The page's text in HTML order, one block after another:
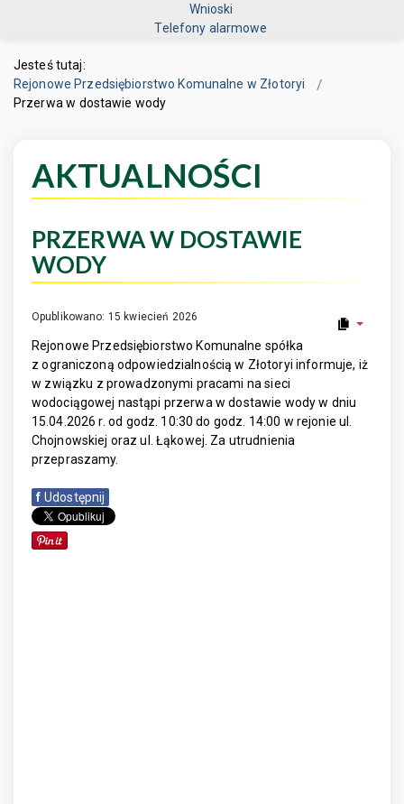
Wnioski
Telefony alarmowe
Jesteś tutaj:
Rejonowe Przedsiębiorstwo Komunalne w Złotoryi
Przerwa w dostawie wody
AKTUALNOŚCI
PRZERWA W DOSTAWIE
WODY
Opublikowano: 15 kwiecień 2026
Rejonowe Przedsiębiorstwo Komunalne spółka
z ograniczoną odpowiedzialnością w Złotoryi informuje, iż
w związku z prowadzonymi pracami na sieci
wodociągowej nastąpi przerwa w dostawie wody w dniu
15.04.2026 r. od godz. 10:30 do godz. 14:00 w rejonie ul.
Chojnowskiej oraz ul. Łąkowej. Za utrudnienia
przepraszamy.
f Udostępnij